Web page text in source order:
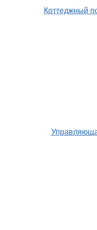
Коттеджный